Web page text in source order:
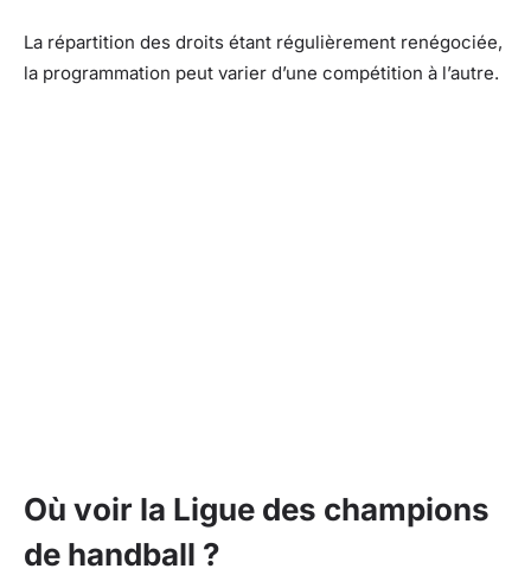
La répartition des droits étant régulièrement renégociée,
la programmation peut varier d’une compétition à l’autre.
Où voir la Ligue des champions
de handball ?